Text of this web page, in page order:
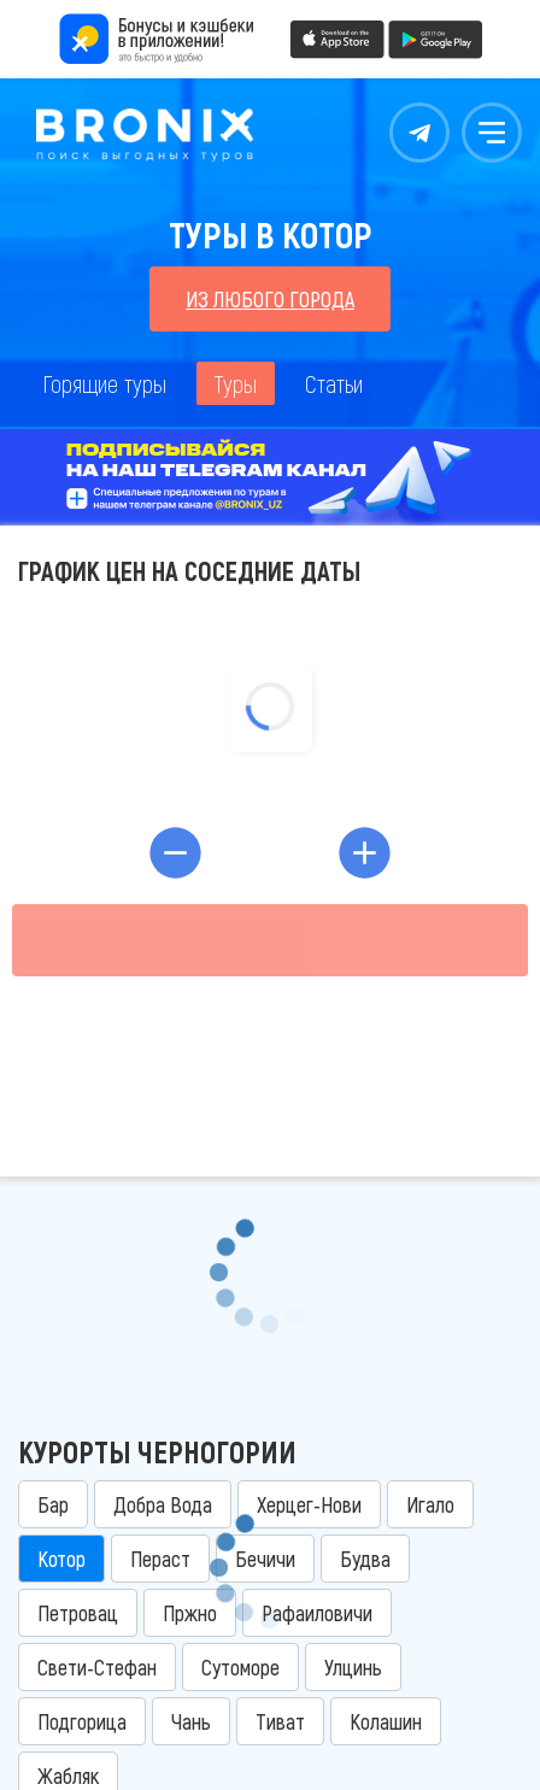
Контакты Меню
ТУРЫ В КОТОР
ИЗ ЛЮБОГО ГОРОДА
Горящие туры Туры Статьи
ГРАФИК ЦЕН НА СОСЕДНИЕ ДАТЫ
КУРОРТЫ ЧЕРНОГОРИИ
Бар Добра Вода Херцег-Нови Игало
Котор Пераст Бечичи Будва
Петровац Пржно Рафаиловичи
Свети-Стефан Сутоморе Улцинь
Подгорица Чань Тиват Колашин
Жабляк